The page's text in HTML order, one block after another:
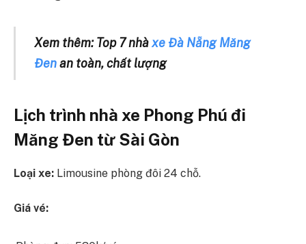
Xem thêm: Top 7 nhàxe Đà Nẵng Măng
Đenan toàn, chất lượng
Lịch trình nhà xe Phong Phú đi
Măng Đen từ Sài Gòn
Loại xe: Limousine phòng đôi 24 chỗ.
Giá vé: